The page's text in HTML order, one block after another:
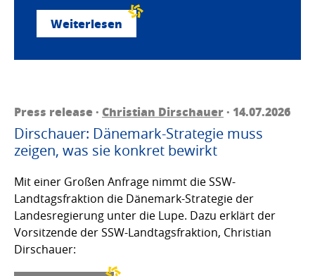
Weiterlesen
Press release · Christian Dirschauer· 14.07.2026
Dirschauer: Dänemark-Strategie muss
zeigen, was sie konkret bewirkt
Mit einer Großen Anfrage nimmt die SSW-
Landtagsfraktion die Dänemark-Strategie der
Landesregierung unter die Lupe. Dazu erklärt der
Vorsitzende der SSW-Landtagsfraktion, Christian
Dirschauer: